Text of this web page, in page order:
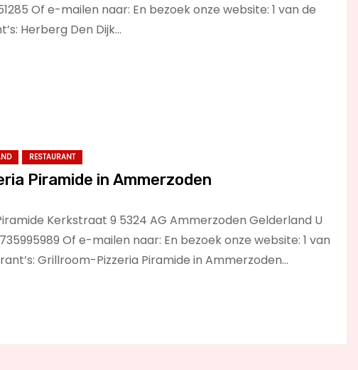
Of e-mailen naar: En bezoek onze website: 1 van de
Herberg Den Dijk…
RESTAURANT
Piramide in Ammerzoden
Kerkstraat 9 5324 AG Ammerzoden Gelderland U
Of e-mailen naar: En bezoek onze website: 1 van
Grillroom-Pizzeria Piramide in Ammerzoden…